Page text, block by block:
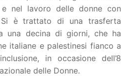
e nel lavoro delle donne con
Si è trattato di una trasferta
una decina di giorni, che ha
italiane e palestinesi fianco a
in occasione dell’8
delle Donne.